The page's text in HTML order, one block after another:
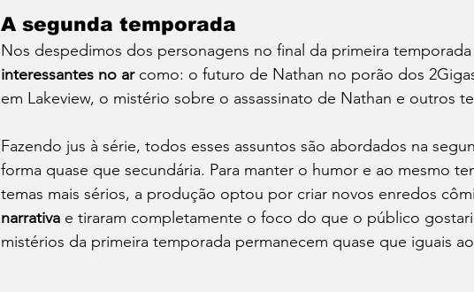
A segunda temporada
Nos despedimos dos personagens no final da primeira
interessantes no ar como: o futuro de Nathan no porão dos
em Lakeview, o mistério sobre o assassinato de Nathan e outros
Fazendo jus à série, todos esses assuntos são abordados na
forma quase que secundária. Para manter o humor e ao mesmo
temas mais sérios, a produção optou por criar novos enredos
narrativa e tiraram completamente o foco do que o público
mistérios da primeira temporada permanecem quase que iguais